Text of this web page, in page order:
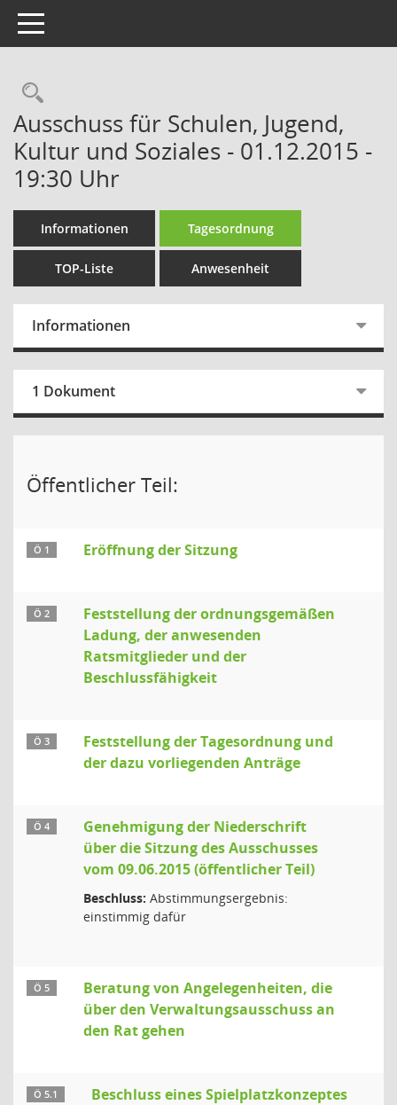
Toggle navigation
Rechercheauswahl
Ausschuss für Schulen, Jugend,
Kultur und Soziales - 01.12.2015 -
19:30 Uhr
Informationen Tagesordnung
TOP-Liste Anwesenheit
Informationen
1 Dokument
Öffentlicher Teil:
Ö 1 Eröffnung der Sitzung
Ö 2
Feststellung der ordnungsgemäßen
Ladung, der anwesenden
Ratsmitglieder und der
Beschlussfähigkeit
Ö 3
Feststellung der Tagesordnung und
der dazu vorliegenden Anträge
Ö 4
Genehmigung der Niederschrift
über die Sitzung des Ausschusses
vom 09.06.2015 (öffentlicher Teil)
Beschluss: Abstimmungsergebnis:
einstimmig dafür
Ö 5
Beratung von Angelegenheiten, die
über den Verwaltungsausschuss an
den Rat gehen
Ö 5.1
Beschluss eines Spielplatzkonzeptes